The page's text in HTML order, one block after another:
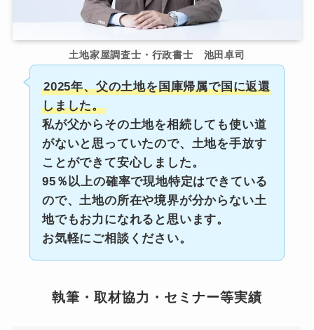
土地家屋調査士・行政書士 池田卓司
2025年、父の土地を国庫帰属で国に返還
しました。
私が父からその土地を相続しても使い道
がないと思っていたので、土地を手放す
ことができて安心しました。
95％以上の確率で現地特定はできている
ので、土地の所在や境界が分からない土
地でもお力になれると思います。
お気軽にご相談ください。
執筆・取材協力・セミナー等実績